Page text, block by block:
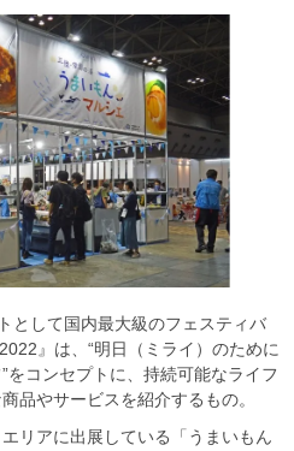
として国内最大級のフェスティバ
』は、“明日（ミライ）のために
をコンセプトに、持続可能なライフ
品やサービスを紹介するもの。
リアに出展している「うまいもん